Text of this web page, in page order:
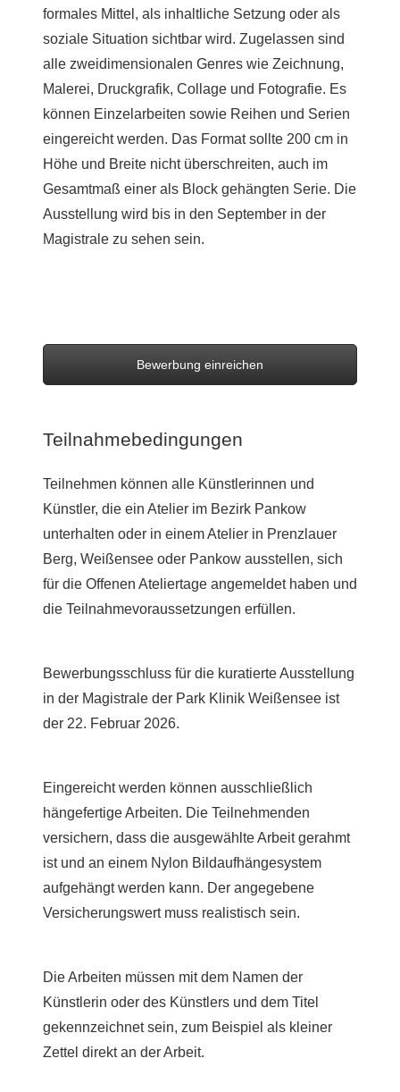
formales Mittel, als inhaltliche Setzung oder als
soziale Situation sichtbar wird. Zugelassen sind
alle zweidimensionalen Genres wie Zeichnung,
Malerei, Druckgrafik, Collage und Fotografie. Es
können Einzelarbeiten sowie Reihen und Serien
eingereicht werden. Das Format sollte 200 cm in
Höhe und Breite nicht überschreiten, auch im
Gesamtmaß einer als Block gehängten Serie. Die
Ausstellung wird bis in den September in der
Magistrale zu sehen sein.
Bewerbung einreichen
Teilnahmebedingungen
Teilnehmen können alle Künstlerinnen und
Künstler, die ein Atelier im Bezirk Pankow
unterhalten oder in einem Atelier in Prenzlauer
Berg, Weißensee oder Pankow ausstellen, sich
für die Offenen Ateliertage angemeldet haben und
die Teilnahmevoraussetzungen erfüllen.
Bewerbungsschluss für die kuratierte Ausstellung
in der Magistrale der Park Klinik Weißensee ist
der 22. Februar 2026.
Eingereicht werden können ausschließlich
hängefertige Arbeiten. Die Teilnehmenden
versichern, dass die ausgewählte Arbeit gerahmt
ist und an einem Nylon Bildaufhängesystem
aufgehängt werden kann. Der angegebene
Versicherungswert muss realistisch sein.
Die Arbeiten müssen mit dem Namen der
Künstlerin oder des Künstlers und dem Titel
gekennzeichnet sein, zum Beispiel als kleiner
Zettel direkt an der Arbeit.